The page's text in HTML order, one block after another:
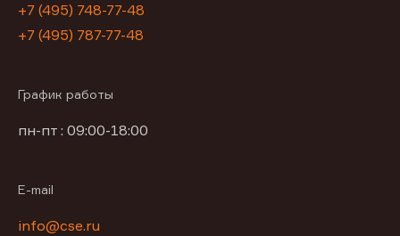
+7 (495) 748-77-48
+7 (495) 787-77-48
График работы
пн-пт : 09:00-18:00
E-mail
info@cse.ru